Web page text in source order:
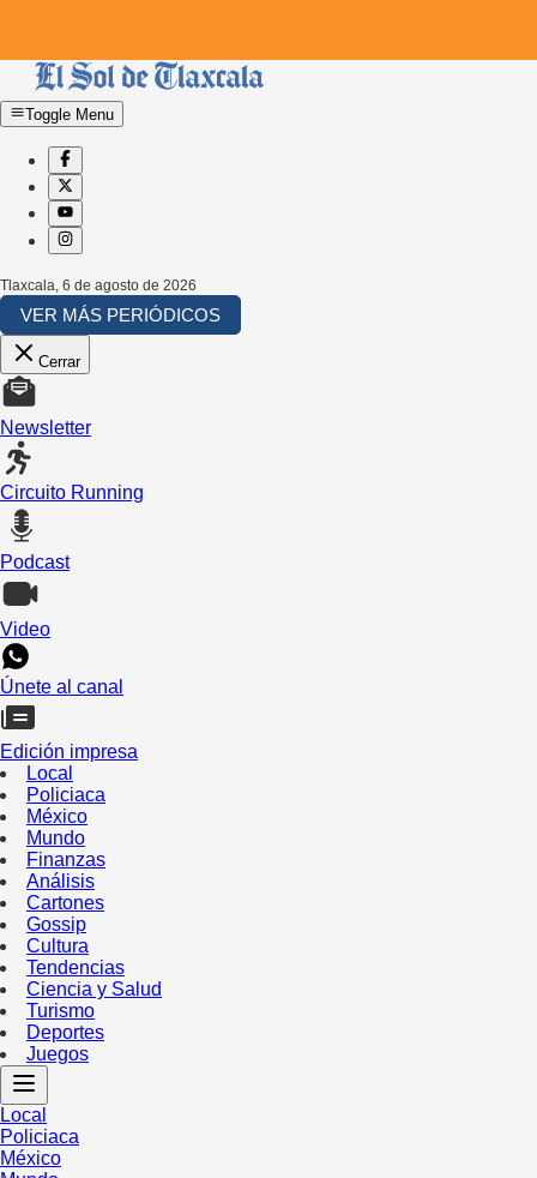
Toggle Menu
Tlaxcala 6 de agosto de 2026
VER MÁS PERIÓDICOS
Cerrar
Newsletter
Circuito Running
Podcast
Video
Únete al canal
Edición impresa
Local
Policiaca
México
Mundo
Finanzas
Análisis
Cartones
Gossip
Cultura
Tendencias
Ciencia y Salud
Turismo
Deportes
Juegos
Local
Policiaca
México